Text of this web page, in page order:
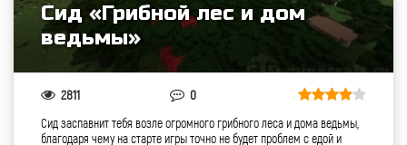
Сид «Грибной лес и дом
ведьмы»
2811 0
Сид заспавнит тебя возле огромного грибного леса и дома ведьмы,
благодаря чему на старте игры точно не будет проблем с едой и